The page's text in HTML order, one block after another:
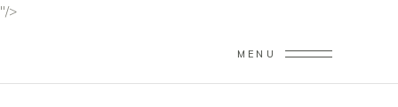
"/>
MENU